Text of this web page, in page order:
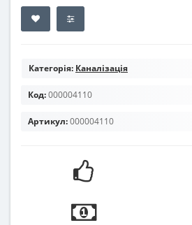
Категорія: Каналізація
Код:000004110
Артикул:000004110